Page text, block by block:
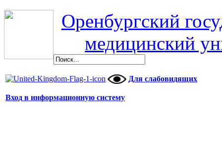
Оренбургский
медицинский
Для слабовидящих
Вход в информационную систему